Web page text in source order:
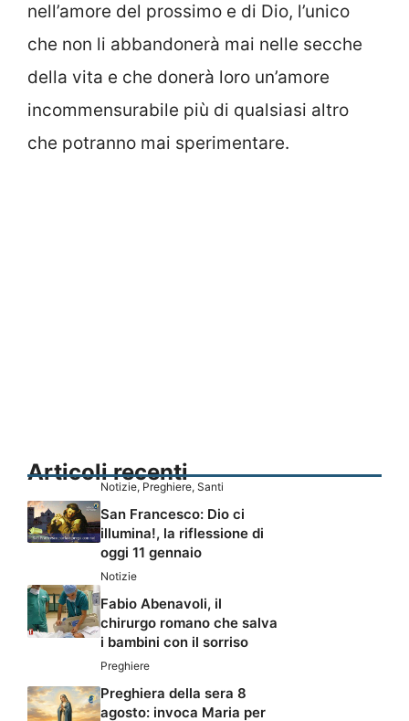
nell’amore del prossimo e di Dio, l’unico
che non li abbandonerà mai nelle secche
della vita e che donerà loro un’amore
incommensurabile più di qualsiasi altro
che potranno mai sperimentare.
Articoli recenti
Notizie, Preghiere, Santi
San Francesco: Dio ci
illumina!, la riflessione di
oggi 11 gennaio
Notizie
Fabio Abenavoli, il
chirurgo romano che salva
i bambini con il sorriso
Preghiere
Preghiera della sera 8
agosto: invoca Maria per